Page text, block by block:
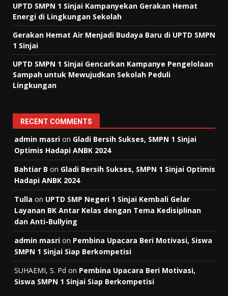
UPTD SMPN 1 Sinjai Kampanyekan Gerakan Hemat
Energi di Lingkungan Sekolah
Gerakan Hemat Air Menjadi Budaya Baru di UPTD SMPN
1 Sinjai
UPTD SMPN 1 Sinjai Gencarkan Kampanye Pengelolaan
Sampah untuk Mewujudkan Sekolah Peduli
Lingkungan
RECENT COMMENTS
admin masri on Gladi Bersih Sukses, SMPN 1 Sinjai
Optimis Hadapi ANBK 2024
Bahtiar B on Gladi Bersih Sukses, SMPN 1 Sinjai Optimis
Hadapi ANBK 2024
Tulla on UPTD SMP Negeri 1 Sinjai Kembali Gelar
Layanan BK Antar Kelas dengan Tema Kedisiplinan
dan Anti-Bullying
admin masri on Pembina Upacara Beri Motivasi, Siswa
SMPN 1 Sinjai Siap Berkompetisi
SUHAEMI, S. Pd on Pembina Upacara Beri Motivasi,
Siswa SMPN 1 Sinjai Siap Berkompetisi